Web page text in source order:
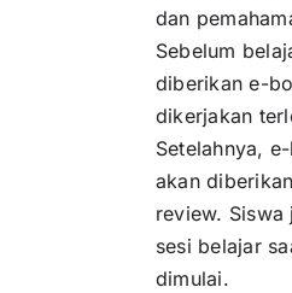
dan
Sebelum
diberikan e-
dikerjakan
Setelahnya,
akan
review.
sesi belajar
dimulai.